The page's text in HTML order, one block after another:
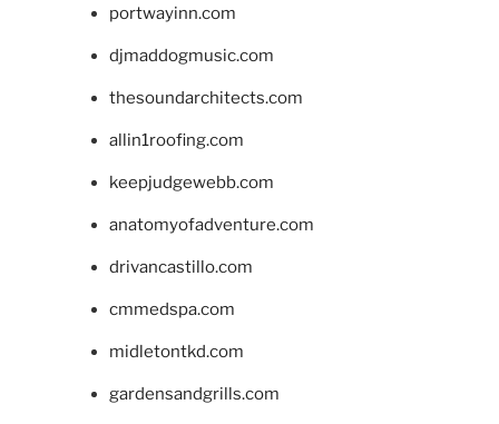
portwayinn.com
djmaddogmusic.com
thesoundarchitects.com
allin1roofing.com
keepjudgewebb.com
anatomyofadventure.com
drivancastillo.com
cmmedspa.com
midletontkd.com
gardensandgrills.com